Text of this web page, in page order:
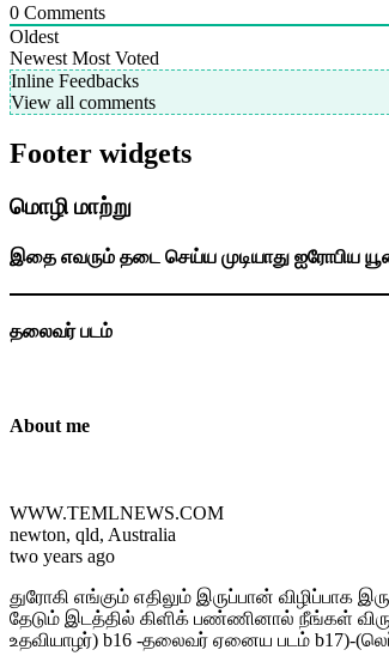
0 Comments
Oldest
Newest Most Voted
Inline Feedbacks
View all comments
Footer widgets
மொழி மாற்று
இதை எவரும் தடை செய்ய முடியாது ஐரோபிய
தலைவர் படம்
About me
WWW.TEMLNEWS.COM
newton, qld, Australia
two years ago
துரோகி எங்கும் எதிலும் இருப்பான்
தேடும் இடத்தில் கிளிக் பண்ணினால் நீங்கள்
உதவியாழர்) b16 -தலைவர் ஏனைய படம் b17)-